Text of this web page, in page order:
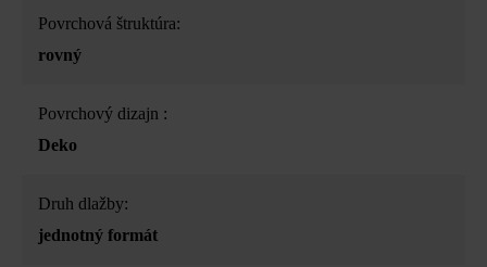
Povrchová štruktúra:
rovný
Povrchový dizajn :
Deko
Druh dlažby:
jednotný formát